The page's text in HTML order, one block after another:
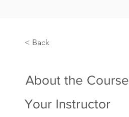
< Back
About the Course
Your Instructor